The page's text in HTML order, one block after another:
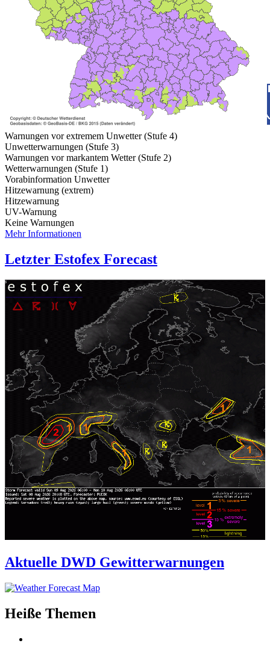
Warnungen vor extremem Unwetter (Stufe 4)
Unwetterwarnungen (Stufe 3)
Warnungen vor markantem Wetter (Stufe 2)
Wetterwarnungen (Stufe 1)
Vorabinformation Unwetter
Hitzewarnung (extrem)
Hitzewarnung
UV-Warnung
Keine Warnungen
Mehr Informationen
Letzter Estofex Forecast
Aktuelle DWD Gewitterwarnungen
Heiße Themen